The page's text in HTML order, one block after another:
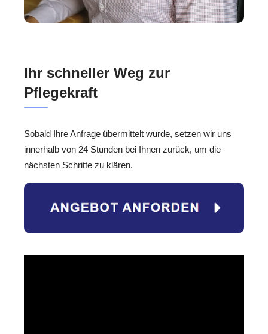
Ihr schneller Weg zur
Pflegekraft
Sobald Ihre Anfrage übermittelt wurde, setzen wir uns
innerhalb von 24 Stunden bei Ihnen zurück, um die
nächsten Schritte zu klären.